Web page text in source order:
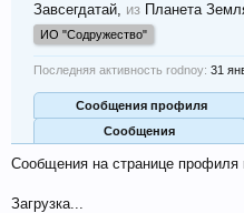
Завсегдатай, из Планета
ИО "Содружество"
Последняя активность rodnoy: 31
Сообщения профиля
Сообщения
Сообщения на странице профиля
Загрузка...